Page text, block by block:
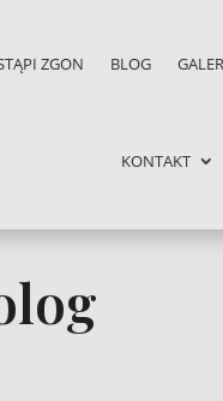
ZGON BLOG
KONTAKT